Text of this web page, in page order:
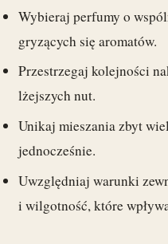
Wybieraj perfumy o
gryzących się aromatów.
Przestrzegaj kolejności
lżejszych nut.
Unikaj mieszania zbyt
jednocześnie.
Uwzględniaj warunki
i wilgotność, które